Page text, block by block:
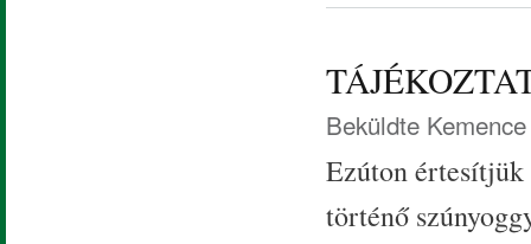
Beküldte
Ezúton
történő